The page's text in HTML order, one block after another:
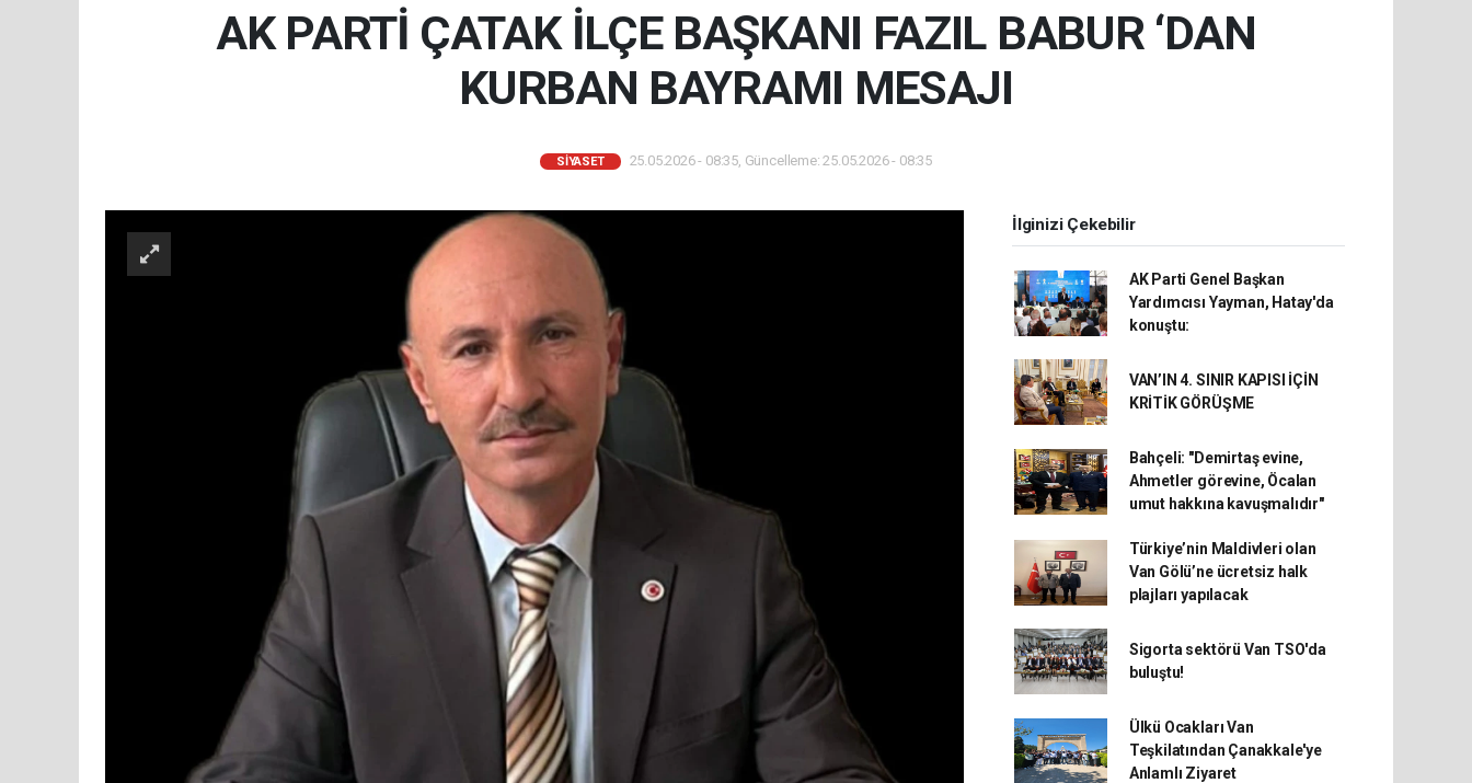
AK PARTİ ÇATAK İLÇE BAŞKANI FAZIL BABUR ‘DAN
KURBAN BAYRAMI MESAJI
SIYASET 25.05.2026 - 08:35, Güncelleme: 25.05.2026 - 08:35
İlginizi Çekebilir
AK Parti Genel Başkan
Yardımcısı Yayman, Hatay'da
konuştu:
VAN’IN 4. SINIR KAPISI İÇİN
KRİTİK GÖRÜŞME
Bahçeli: "Demirtaş evine,
Ahmetler görevine, Öcalan
umut hakkına kavuşmalıdır"
Türkiye’nin Maldivleri olan
Van Gölü’ne ücretsiz halk
plajları yapılacak
Sigorta sektörü Van TSO'da
buluştu!
Ülkü Ocakları Van
Teşkilatından Çanakkale'ye
Anlamlı Ziyaret